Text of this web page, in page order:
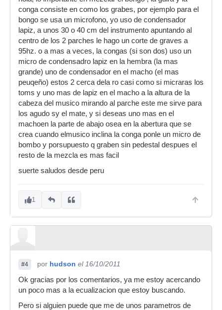
conga consiste en como los grabes, por ejemplo para el
bongo se usa un microfono, yo uso de condensador
lapiz, a unos 30 o 40 cm del instrumento apuntando al
centro de los 2 parches le hago un corte de graves a
95hz. o a mas a veces, la congas (si son dos) uso un
micro de condensadro lapiz en la hembra (la mas
grande) uno de condensador en el macho (el mas
peuqeño) estos 2 cerca dela ro casi como si micraras los
toms y uno mas de lapiz en el macho a la altura de la
cabeza del musico mirando al parche este me sirve para
los agudo sy el mate, y si deseas uno mas en el
machoen la parte de abajo osea en la abertura que se
crea cuando elmusico inclina la conga ponle un micro de
bombo y porsupuesto q graben sin pedestal despues el
resto de la mezcla es mas facil
suerte saludos desde peru
1
#4 por hudson el 16/10/2011
Ok gracias por los comentarios, ya me estoy acercando
un poco mas a la ecualizacion que estoy buscando.
Pero si alguien puede que me de unos parametros de